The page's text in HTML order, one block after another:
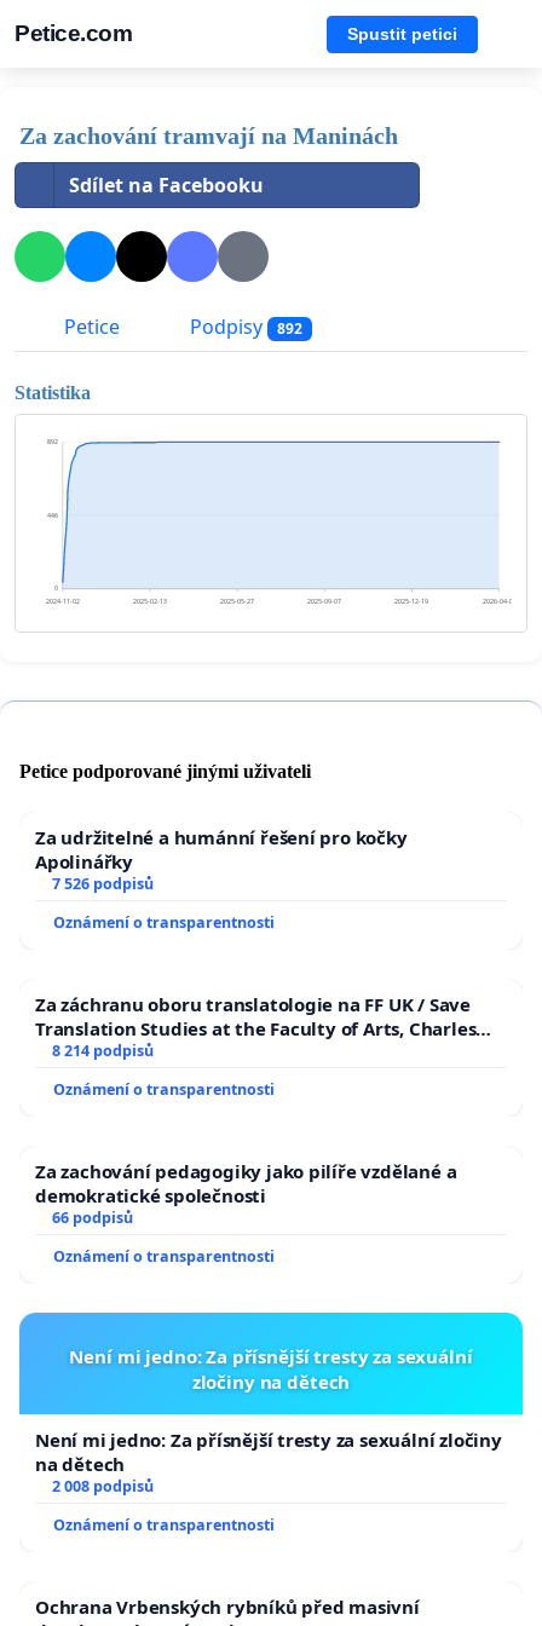
Petice.com Spustit petici
Za zachování tramvají na Maninách
Sdílet na Facebooku
Petice Podpisy 892
Statistika
0
446
892
2024-11-02 2025-02-13 2025-05-27 2025-09-07 2025-12-19 2026-04-01
Petice podporované jinými uživateli
Za udržitelné a humánní řešení pro kočky
Apolinářky
7 526 podpisů
Oznámení o transparentnosti
Za záchranu oboru translatologie na FF UK / Save
Translation Studies at the Faculty of Arts, Charles
University
8 214 podpisů
Oznámení o transparentnosti
Za zachování pedagogiky jako pilíře vzdělané a
demokratické společnosti
66 podpisů
Oznámení o transparentnosti
Není mi jedno: Za přísnější tresty za sexuální
zločiny na dětech
Není mi jedno: Za přísnější tresty za sexuální zločiny
na dětech
2 008 podpisů
Oznámení o transparentnosti
Ochrana Vrbenských rybníků před masivní